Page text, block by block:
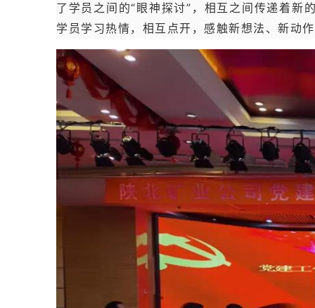
了学员之间的“眼神探讨”，相互之间传递着新
学员学习热情，相互点开，感触新想法、新动